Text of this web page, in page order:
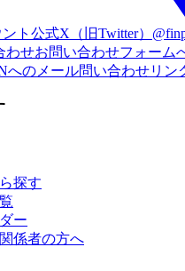
ト 公式X（旧Twitter）
わせお問い合わせフォーム
へのメール問い合わせリン
探す
ー
係者の方へ